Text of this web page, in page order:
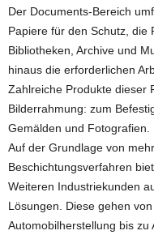
Der Documents-Bereich
Papiere für den Schutz, die
Bibliotheken, Archive und
hinaus die erforderlichen
Zahlreiche Produkte dieser
Bilderrahmung: zum
Gemälden und Fotografien.
Auf der Grundlage von
Beschichtungsverfahren
Weiteren Industriekunden
Lösungen. Diese gehen
Automobilherstellung bis zu